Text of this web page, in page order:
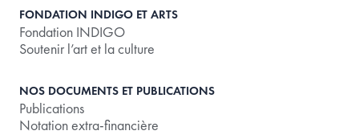
FONDATION INDIGO ET ARTS
Fondation INDIGO
Soutenir l’art et la culture
NOS DOCUMENTS ET PUBLICATIONS
Publications
Notation extra-financière